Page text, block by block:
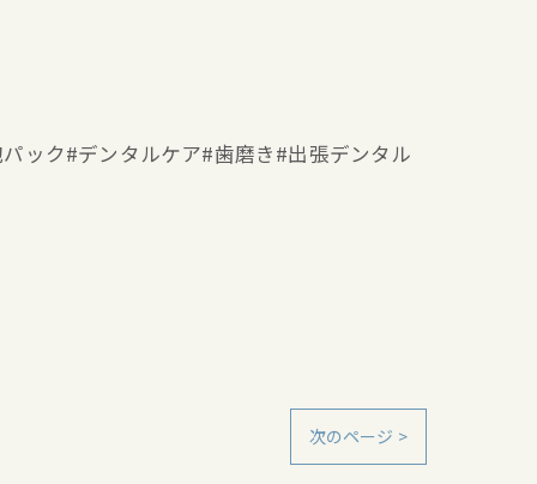
ック#デンタルケア#歯磨き#出張デンタル
次のページ >